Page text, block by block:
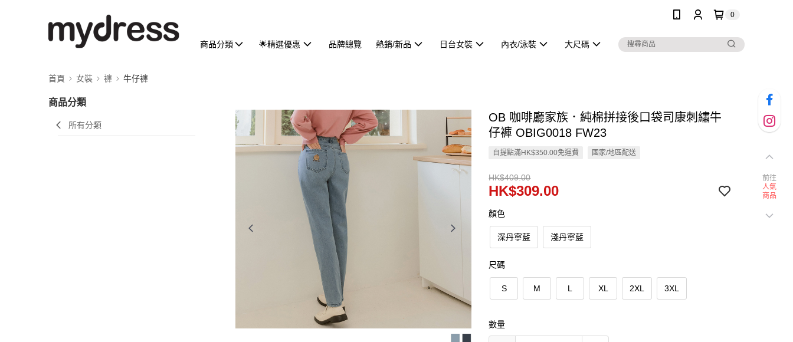
0
商品分類 🌟精選優惠 品牌總覽 熱銷/新品 日台女裝 內衣/泳裝 大尺碼
首頁 女裝 褲 牛仔褲
商品分類
所有分類
OB 咖啡廳家族．純棉拼接後口袋司康刺繡牛
仔褲 OBIG0018 FW23
自提點滿HK$350.00免運費 國家/地區配送
HK$409.00
HK$309.00
顏色
深丹寧藍 淺丹寧藍
尺碼
S M L XL 2XL 3XL
數量
前往
人氣
商品